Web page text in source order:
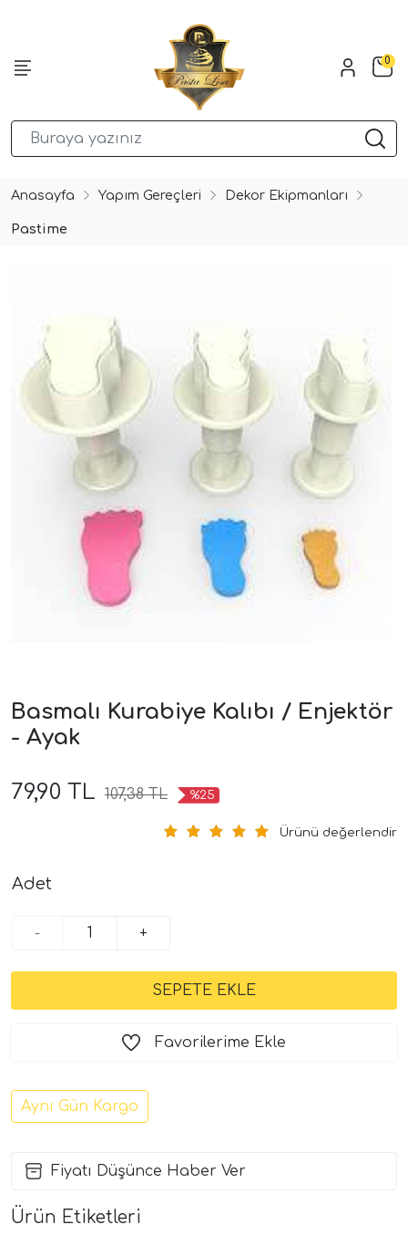
0
Anasayfa Yapım Gereçleri Dekor Ekipmanları
Pastime
Basmalı Kurabiye Kalıbı / Enjektör
- Ayak
79,90 TL 107,38 TL %25
Ürünü değerlendir
Adet
- +
Favorilerime Ekle
Aynı Gün Kargo
Fiyatı Düşünce Haber Ver
Ürün Etiketleri